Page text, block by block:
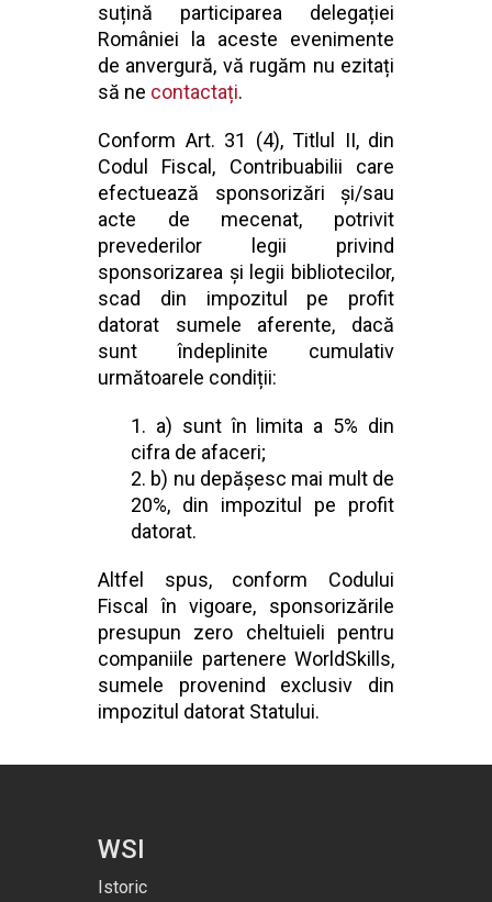
suțină participarea delegației
României la aceste evenimente
de anvergură, vă rugăm nu ezitați
să ne contactați.
Conform Art. 31 (4), Titlul II, din
Codul Fiscal, Contribuabilii care
efectuează sponsorizări și/sau
acte de mecenat, potrivit
prevederilor legii privind
sponsorizarea și legii bibliotecilor,
scad din impozitul pe profit
datorat sumele aferente, dacă
sunt îndeplinite cumulativ
următoarele condiții:
a) sunt în limita a 5% din
cifra de afaceri;
b) nu depășesc mai mult de
20%, din impozitul pe profit
datorat.
Altfel spus, conform Codului
Fiscal în vigoare, sponsorizările
presupun zero cheltuieli pentru
companiile partenere WorldSkills,
sumele provenind exclusiv din
impozitul datorat Statului.
WSI
Istoric